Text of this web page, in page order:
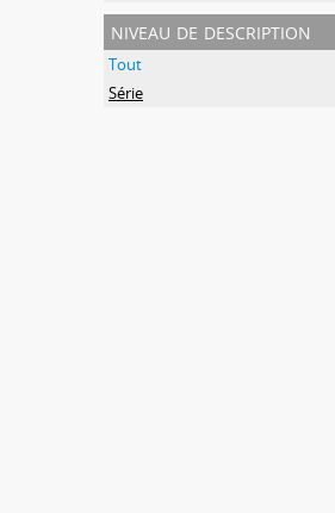
niveau de description
Tout
Série